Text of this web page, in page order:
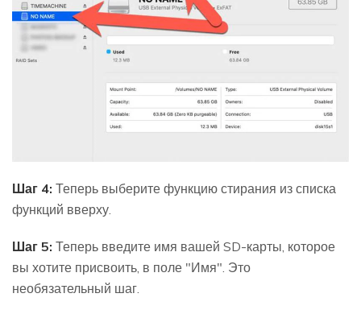
Шаг 4: Теперь выберите функцию стирания из списка
функций вверху.
Шаг 5: Теперь введите имя вашей SD-карты, которое
вы хотите присвоить, в поле "Имя". Это
необязательный шаг.